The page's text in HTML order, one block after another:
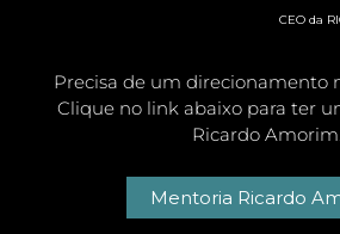
CEO da
Precisa de um direcionamento
Clique no link abaixo para ter
Ricardo Amorim.
Mentoria Ricardo